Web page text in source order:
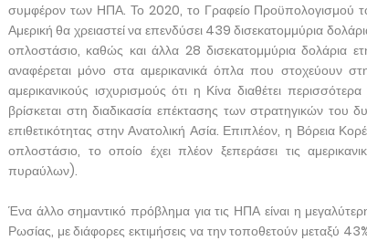
συμφέρον των ΗΠΑ. Το 2020, το Γραφείο Προϋπολογισμού
Αμερική θα χρειαστεί να επενδύσει 439 δισεκατομμύρια
οπλοστάσιο, καθώς και άλλα 28 δισεκατομμύρια δολάρια
αναφέρεται μόνο στα αμερικανικά όπλα που στοχεύουν
αμερικανικούς ισχυρισμούς ότι η Κίνα διαθέτει
βρίσκεται στη διαδικασία επέκτασης των στρατηγικών του
επιθετικότητας στην Ανατολική Ασία. Επιπλέον, η Βόρεια
οπλοστάσιο, το οποίο έχει πλέον ξεπεράσει τις
πυραύλων).
Ένα άλλο σημαντικό πρόβλημα για τις ΗΠΑ είναι η
Ρωσίας, με διάφορες εκτιμήσεις να την τοποθετούν μεταξύ